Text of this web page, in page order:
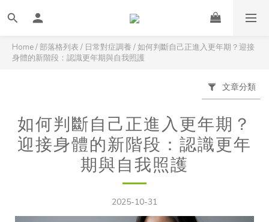
Home/部落格列表 / 日常對症調養 /如何判斷自己正進入更年期？迎接
身體的新階段：認識更年期與自我照護
文章分類
如何判斷自己正進入更年期？
迎接身體的新階段：認識更年
期與自我照護
2025-10-31